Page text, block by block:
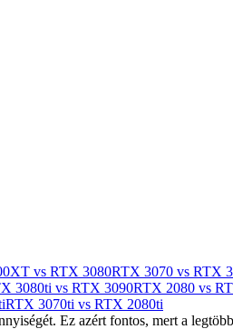
vs RTX 3080RTX 3070 vs RTX
3080ti vs RTX 3090RTX 2080 vs
RTX 3070ti vs RTX 2080ti
Ez azért fontos, mert a